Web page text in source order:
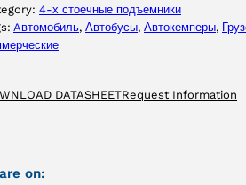
4-х стоечные подъемники
Aвтомобиль, Автобусы, Автокемперы,
DATASHEETRequest Information
on: